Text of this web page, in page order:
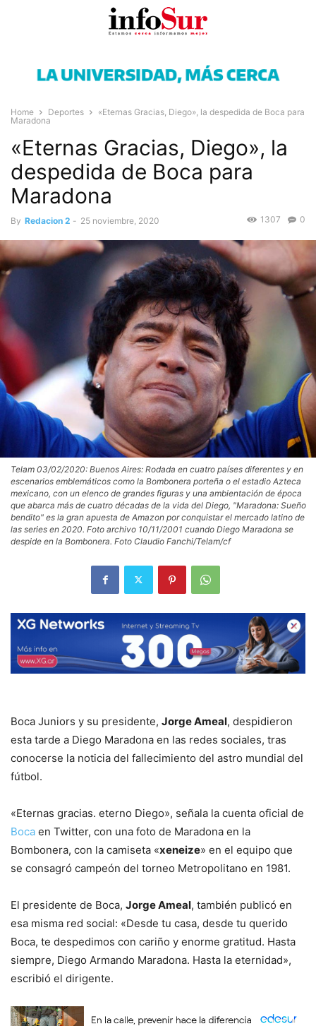
Home Deportes
«Eternas Gracias, Diego», la despedida de Boca para
Maradona
«Eternas Gracias, Diego», la
despedida de Boca para
Maradona
By Redacion 2 - 25 noviembre, 2020 0
1307
Telam 03/02/2020: Buenos Aires: Rodada en cuatro países diferentes y en
escenarios emblemáticos como la Bombonera porteña o el estadio Azteca
mexicano, con un elenco de grandes figuras y una ambientación de época
que abarca más de cuatro décadas de la vida del Diego, "Maradona: Sueño
bendito" es la gran apuesta de Amazon por conquistar el mercado latino de
las series en 2020. Foto archivo 10/11/2001 cuando Diego Maradona se
despide en la Bombonera. Foto Claudio Fanchi/Telam/cf
Boca Juniors y su presidente, Jorge Ameal, despidieron
esta tarde a Diego Maradona en las redes sociales, tras
conocerse la noticia del fallecimiento del astro mundial del
fútbol.
«Eternas gracias. eterno Diego», señala la cuenta oficial de
Boca en Twitter, con una foto de Maradona en la
Bombonera, con la camiseta «xeneize» en el equipo que
se consagró campeón del torneo Metropolitano en 1981.
El presidente de Boca, Jorge Ameal, también publicó en
esa misma red social: «Desde tu casa, desde tu querido
Boca, te despedimos con cariño y enorme gratitud. Hasta
siempre, Diego Armando Maradona. Hasta la eternidad»,
escribió el dirigente.